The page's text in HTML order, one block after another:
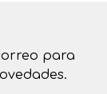
para